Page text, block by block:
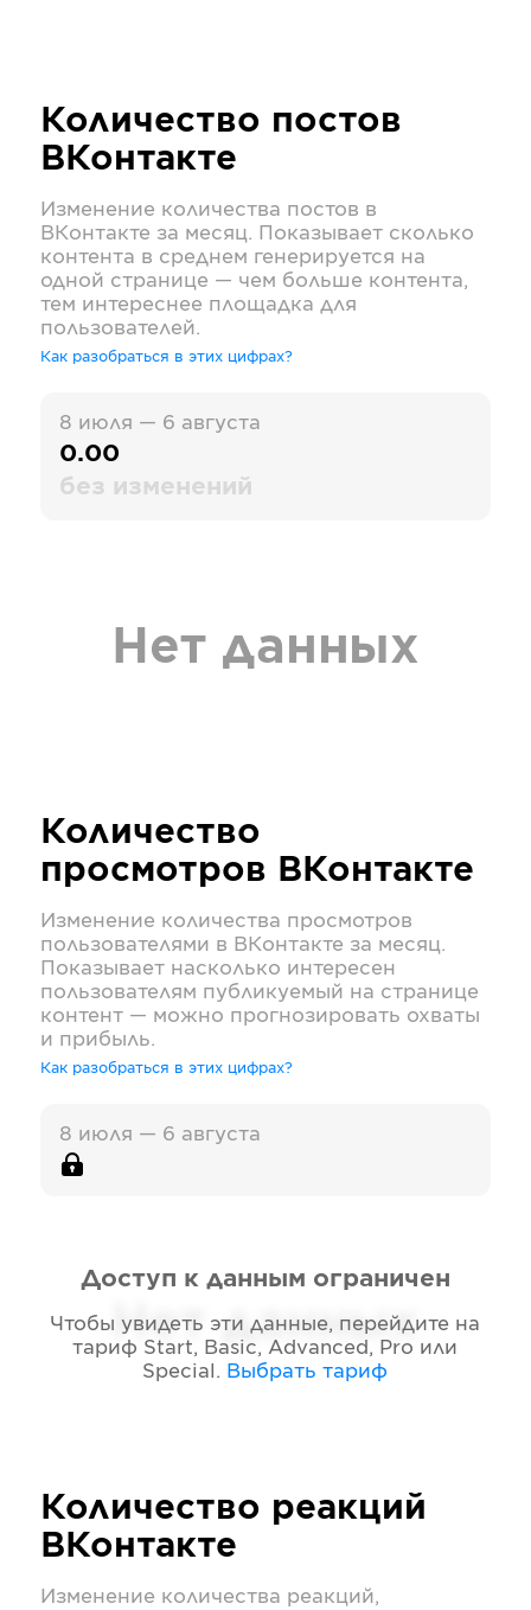
Количество постов
ВКонтакте
Изменение количества постов в
ВКонтакте за месяц. Показывает сколько
контента в среднем генерируется на
одной странице — чем больше контента,
тем интереснее площадка для
пользователей.
Как разобраться в этих цифрах?
8 июля — 6 августа
0.00
без изменений
Нет данных
Количество
просмотров ВКонтакте
Изменение количества просмотров
пользователями в ВКонтакте за месяц.
Показывает насколько интересен
пользователям публикуемый на странице
контент — можно прогнозировать охваты
и прибыль.
Как разобраться в этих цифрах?
8 июля — 6 августа
Нет данных
Доступ к данным ограничен
Чтобы увидеть эти данные, перейдите на
тариф Start, Basic, Advanced, Pro или
Special . Выбрать тариф
Количество реакций
ВКонтакте
Изменение количества реакций,